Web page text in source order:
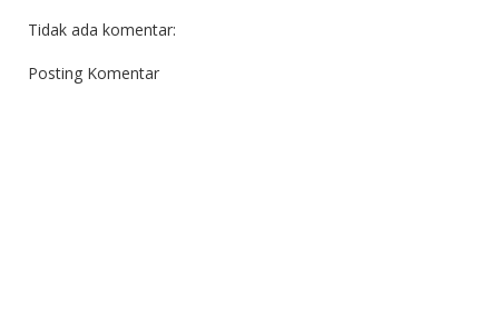
Tidak ada komentar:
Posting Komentar